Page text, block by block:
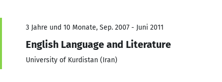
3 Jahre und 10 Monate, Sep. 2007 - Juni 2011
English Language and Literature
University of Kurdistan (Iran)